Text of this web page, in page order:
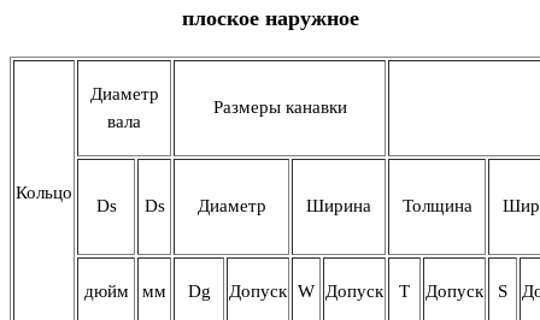
плоское наружное
Кольцо
Диаметр
вала
Размеры канавки
Ds Ds Диаметр Ширина Толщина
дюйм мм Dg Допуск W Допуск T Допуск S